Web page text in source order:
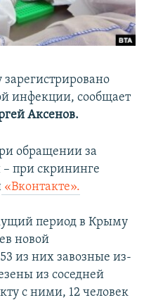
инфекции, сообщает
Аксенов.
обращении за
при скрининге
«Вконтакте».
период в Крыму
новой
из них завозные из-
из соседней
с ними, 12 человек